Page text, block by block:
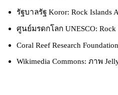
รัฐบาลรัฐ Koror: Rock Islands
ศูนย์มรดกโลก UNESCO: Rock
Coral Reef Research
Wikimedia Commons: ภาพ